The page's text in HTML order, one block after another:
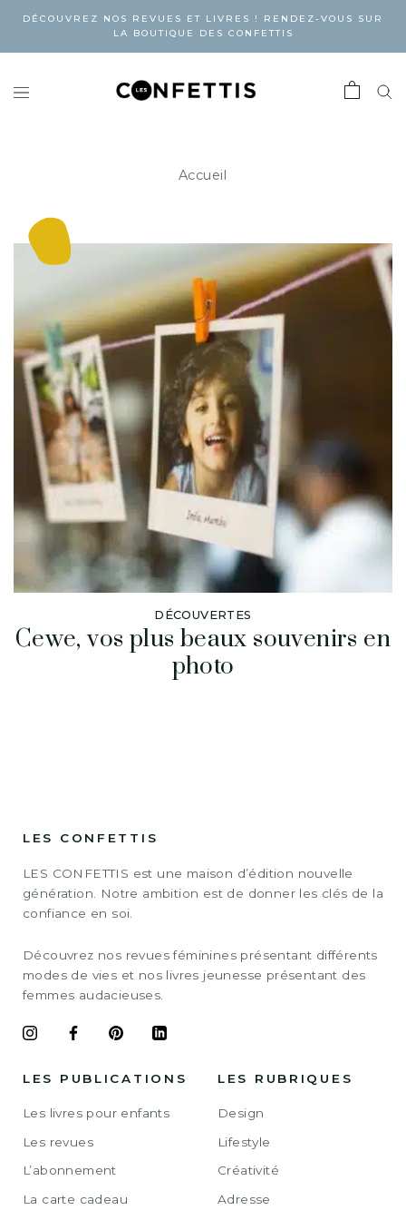
DÉCOUVREZ NOS REVUES ET LIVRES ! RENDEZ-VOUS SUR
LA BOUTIQUE DES CONFETTIS
Accueil
DÉCOUVERTES
Cewe, vos plus beaux souvenirs en
photo
LES CONFETTIS
LES CONFETTIS est une maison d’édition nouvelle
génération. Notre ambition est de donner les clés de la
confiance en soi.
Découvrez nos revues féminines présentant différents
modes de vies et nos livres jeunesse présentant des
femmes audacieuses.
LES PUBLICATIONS
Les livres pour enfants
Les revues
L’abonnement
La carte cadeau
LES RUBRIQUES
Design
Lifestyle
Créativité
Adresse